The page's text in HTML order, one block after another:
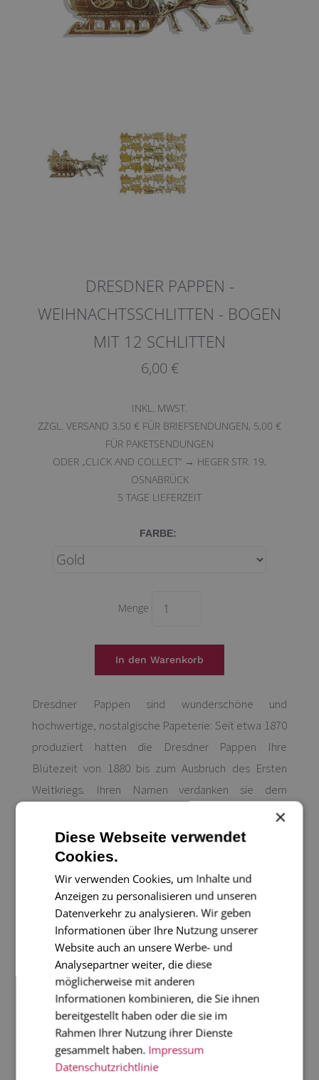
DRESDNER PAPPEN -
WEIHNACHTSSCHLITTEN - BOGEN
MIT 12 SCHLITTEN
6,00 €
INKL. MWST.
ZZGL. VERSAND 3,50 € FÜR BRIEFSENDUNGEN, 5,00 €
FÜR PAKETSENDUNGEN
ODER „CLICK AND COLLECT“ → HEGER STR. 19,
OSNABRÜCK
5 TAGE LIEFERZEIT
FARBE:
Menge
Dresdner Pappen sind wunderschöne und
hochwertige, nostalgische Papeterie: Seit etwa 1870
produziert hatten die Dresdner Pappen Ihre
Blütezeit von 1880 bis zum Ausbruch des Ersten
Weltkriegs. Ihren Namen verdanken sie dem
Herstellungsgebiet, dem Raum Dresden. Intention
war, plastische Gegenstände aus Papier so
herzustellen, dass sie aussahen, als ob sie aus
Metallblech geprägt seien.
Die Dresdner Pappen sind vielseitig einsetzbar: Sie
können Sie zur Verzierung Ihrer Papeterie wie
Tischkarten und Menükarten nutzen,
Einladungskarten und Briefe kunstvoll aufpeppen, in
Geschenkverpackungen einbinden oder einfach zur
Dekoration auf Ihrem gedeckten Tisch streuen. Zur
Weihnachtszeit können Sie Ihren Adventskalender,
Christbaum sowie natürlich Ihre Weihnachtspost
×
Diese Webseite verwendet
Cookies.
Wir verwenden Cookies, um Inhalte und
Anzeigen zu personalisieren und unseren
Datenverkehr zu analysieren. Wir geben
Informationen über Ihre Nutzung unserer
Website auch an unsere Werbe- und
Analysepartner weiter, die diese
möglicherweise mit anderen
Informationen kombinieren, die Sie ihnen
bereitgestellt haben oder die sie im
Rahmen Ihrer Nutzung ihrer Dienste
gesammelt haben. Impressum
Datenschutzrichtlinie